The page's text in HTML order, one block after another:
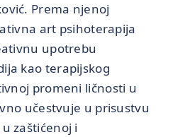
Prema njenoj
art psihoterapija
upotrebu
kao terapijskog
promeni ličnosti u
učestvuje u prisustvu
zaštićenoj i